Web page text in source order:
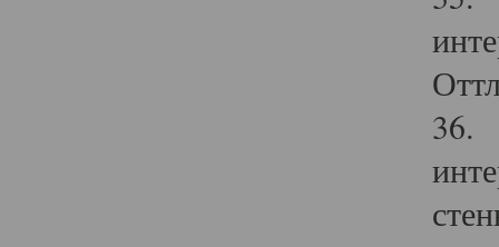
36.